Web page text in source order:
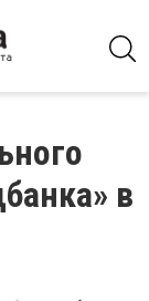
в